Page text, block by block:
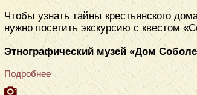
Чтобы узнать тайны крестьянского
нужно посетить экскурсию с квестом
Этнографический музей «​Дом
Подробнее